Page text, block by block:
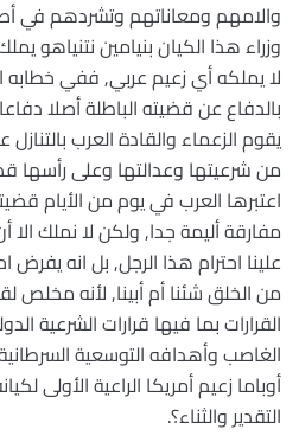
والامهم ومعاناتهم وتشردهم في
وزراء هذا الكيان بنيامين نتنياهو
لا يملكه أي زعيم عربي, ففي خطابه
بالدفاع عن قضيته الباطلة أصلا
يقوم الزعماء والقادة العرب
من شرعيتها وعدالتها وعلى رأسها
اعتبرها العرب في يوم من الأيام
مفارقة أليمة جدا, ولكن لا نملك الا
علينا احترام هذا الرجل, بل انه يفرض
من الخلق شئنا أم أبينا, لأنه
القرارات بما فيها قرارات الشرعية
الغاصب وأهدافه التوسعية
أوباما زعيم أمريكا الراعية الأولى
التقدير والثناء؟.